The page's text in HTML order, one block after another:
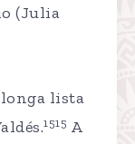
(Julia
longa lista
1515 A